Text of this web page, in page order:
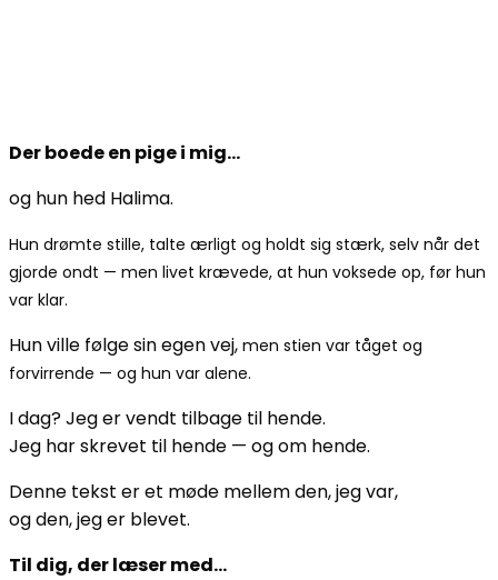
Der boede en pige i mig…
og hun hed Halima.
Hun drømte stille, talte ærligt og holdt sig stærk, selv når det
gjorde ondt — men livet krævede, at hun voksede op, før hun
var klar.
Hun ville følge sin egen vej, men stien var tåget og
forvirrende — og hun var alene.
I dag? Jeg er vendt tilbage til hende.
Jeg har skrevet til hende — og om hende.
Denne tekst er et møde mellem den, jeg var,
og den, jeg er blevet.
Til dig, der læser med…